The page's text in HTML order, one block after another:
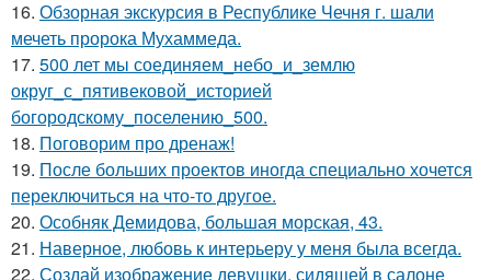
16. Обзорная экскурсия в Республике Чечня г. шали
мечеть пророка Мухаммеда.
17. 500 лет мы соединяем_небо_и_землю
округ_с_пятивековой_историей
богородскому_поселению_500.
18. Поговорим про дренаж!
19. После больших проектов иногда специально хочется
переключиться на что-то другое.
20. Особняк Демидова, большая морская, 43.
21. Наверное, любовь к интерьеру у меня была всегда.
22. Создай изображение девушки, сидящей в салоне